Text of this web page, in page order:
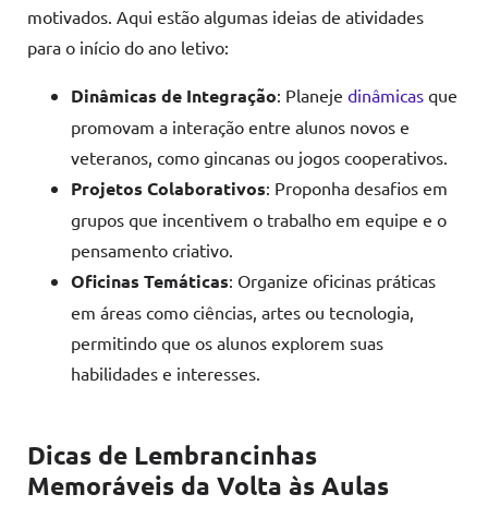
motivados. Aqui estão algumas ideias de atividades
para o início do ano letivo:
Dinâmicas de Integração: Planeje dinâmicas que
promovam a interação entre alunos novos e
veteranos, como gincanas ou jogos cooperativos.
Projetos Colaborativos: Proponha desafios em
grupos que incentivem o trabalho em equipe e o
pensamento criativo.
Oficinas Temáticas: Organize oficinas práticas
em áreas como ciências, artes ou tecnologia,
permitindo que os alunos explorem suas
habilidades e interesses.
Dicas de Lembrancinhas
Memoráveis da Volta às Aulas